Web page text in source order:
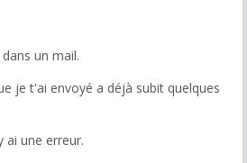
un mail.
je t'ai envoyé a déjà subit quelques
ai une erreur.